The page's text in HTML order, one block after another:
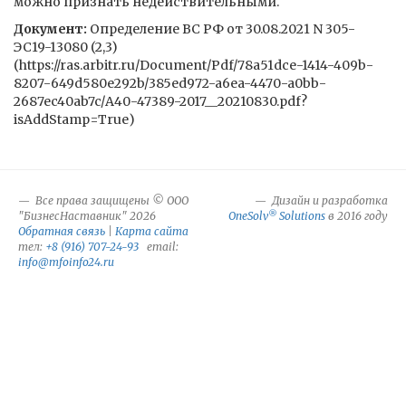
Документ: Определение ВС РФ от 30.08.2021 N 305-
ЭС19-13080 (2,3)
(https://ras.arbitr.ru/Document/Pdf/78a51dce-1414-409b-
8207-649d580e292b/385ed972-a6ea-4470-a0bb-
2687ec40ab7c/А40-47389-2017__20210830.pdf?
isAddStamp=True)
Все права защищены © ООО
"БизнесНаставник" 2026
Обратная связь
Карта сайта
тел: +8 (916) 707-24-93 email:
info@mfoinfo24.ru
Дизайн и разработка
OneSolv® Solutions в 2016 году